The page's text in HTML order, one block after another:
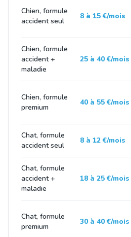
Chien, formule
accident seul
8 à 15 €/mois
Chien, formule
accident +
maladie
25 à 40 €/mois
Chien, formule
premium
40 à 55 €/mois
Chat, formule
accident seul
8 à 12 €/mois
Chat, formule
accident +
maladie
18 à 25 €/mois
Chat, formule
premium
30 à 40 €/mois